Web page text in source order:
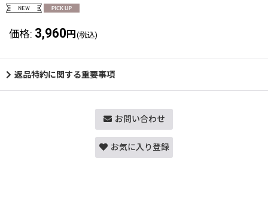
価格: 3,960 円 (税込)
返品特約に関する重要事項
お問い合わせ
お気に入り登録